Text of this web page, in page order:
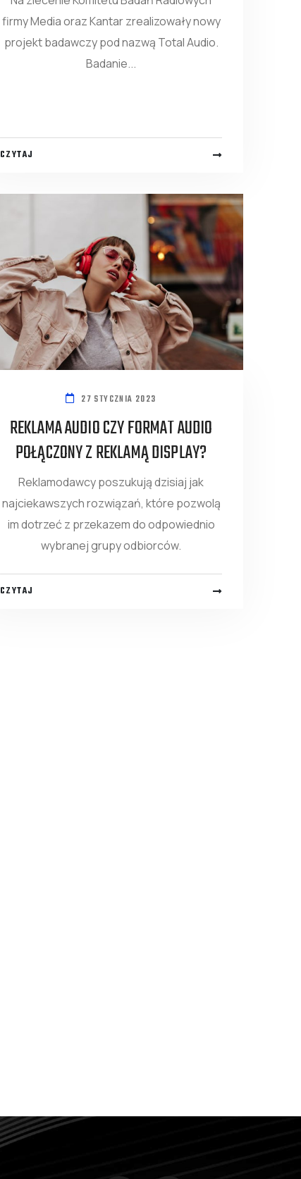
firmy Media oraz Kantar zrealizowały nowy
projekt badawczy pod nazwą Total Audio.
Badanie...
CZYTAJ
27 STYCZNIA 2023
REKLAMA AUDIO CZY FORMAT AUDIO
POŁĄCZONY Z REKLAMĄ DISPLAY?
Reklamodawcy poszukują dzisiaj jak
najciekawszych rozwiązań, które pozwolą
im dotrzeć z przekazem do odpowiednio
wybranej grupy odbiorców.
CZYTAJ